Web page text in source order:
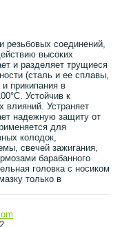
резьбовых соединений,
высоких
и разделяет трущиеся
(сталь и ее сплавы,
прикипания в
Устойчив к
влияний. Устраняет
надежную защиту от
для
колодок,
свечей зажигания,
барабанного
головка с носиком
только в